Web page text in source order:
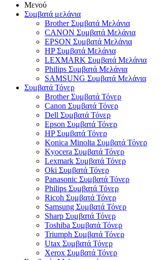
Μενού
Συμβατά μελάνια
Brother Συμβατά Μελάνια
CANON Συμβατά Μελάνια
EPSON Συμβατά Μελάνια
HP Συμβατά Μελάνια
LEXMARK Συμβατά Μελάνια
Philips Συμβατά Μελάνια
SAMSUNG Συμβατά Μελάνια
Συμβατά Τόνερ
Brother Συμβατά Τόνερ
Canon Συμβατά Τόνερ
Dell Συμβατά Τόνερ
Epson Συμβατά Τόνερ
HP Συμβατά Τόνερ
Konica Minolta Συμβατά Τόνερ
Kyocera Συμβατά Τόνερ
Lexmark Συμβατά Τόνερ
Oki Συμβατά Τόνερ
Panasonic Συμβατά Τόνερ
Philips Συμβατά Τόνερ
Ricoh Συμβατά Τόνερ
Samsung Συμβατά Τόνερ
Sharp Συμβατά Τόνερ
Toshiba Συμβατά Τόνερ
Triumph Συμβατά Τόνερ
Utax Συμβατά Τόνερ
Xerox Συμβατά Τόνερ